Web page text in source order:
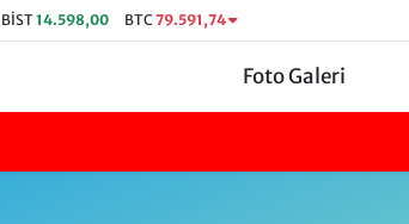
BİST14.598,00 BTC 79.591,74
Foto Galeri